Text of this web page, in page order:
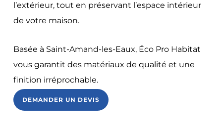
l’extérieur, tout en préservant l’espace intérieur
de votre maison.
Basée à Saint-Amand-les-Eaux, Éco Pro Habitat
vous garantit des matériaux de qualité et une
finition irréprochable.
DEMANDER UN DEVIS